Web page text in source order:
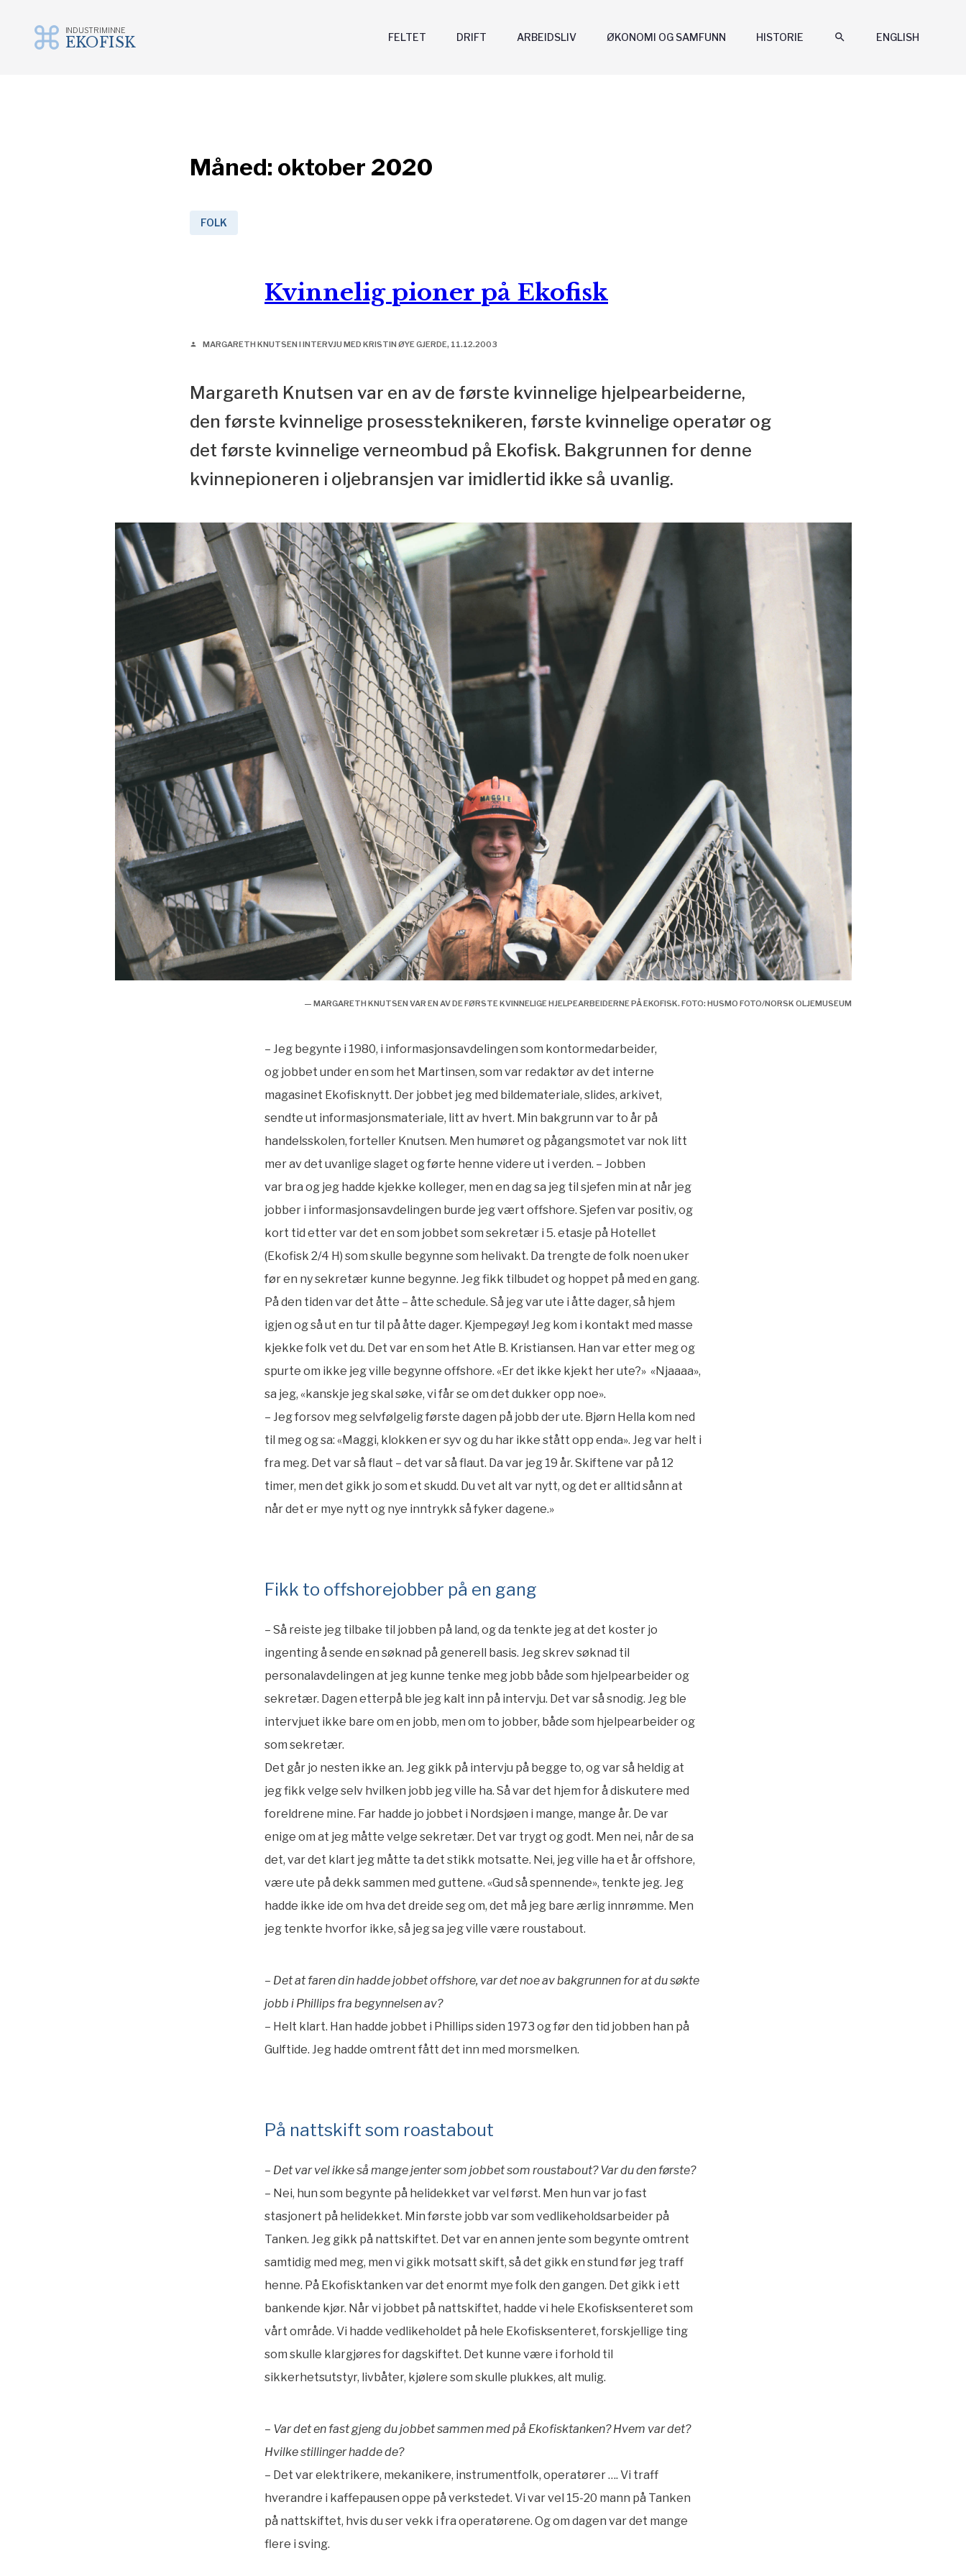
INDUSTRIMINNE
EKOFISK ENGLISH
search
HISTORIE
ØKONOMI OG SAMFUNN
ARBEIDSLIV
DRIFT
FELTET
Måned: oktober 2020
FOLK
Kvinnelig pioner på Ekofisk
person MARGARETH KNUTSEN I INTERVJU MED KRISTIN ØYE GJERDE, 11.12.2003
Margareth Knutsen var en av de første kvinnelige hjelpearbeiderne,
den første kvinnelige prosessteknikeren, første kvinnelige operatør og
det første kvinnelige verneombud på Ekofisk. Bakgrunnen for denne
kvinnepioneren i oljebransjen var imidlertid ikke så uvanlig.
— MARGARETH KNUTSEN VAR EN AV DE FØRSTE KVINNELIGE HJELPEARBEIDERNE PÅ EKOFISK. FOTO: HUSMO FOTO/NORSK OLJEMUSEUM
– Jeg begynte i 1980, i informasjonsavdelingen som kontormedarbeider,
og jobbet under en som het Martinsen, som var redaktør av det interne
magasinet Ekofisknytt. Der jobbet jeg med bildemateriale, slides, arkivet,
sendte ut informasjonsmateriale, litt av hvert. Min bakgrunn var to år på
handelsskolen, forteller Knutsen. Men humøret og pågangsmotet var nok litt
mer av det uvanlige slaget og førte henne videre ut i verden. – Jobben
var bra og jeg hadde kjekke kolleger, men en dag sa jeg til sjefen min at når jeg
jobber i informasjonsavdelingen burde jeg vært offshore. Sjefen var positiv, og
kort tid etter var det en som jobbet som sekretær i 5. etasje på Hotellet
(Ekofisk 2/4 H) som skulle begynne som helivakt. Da trengte de folk noen uker
før en ny sekretær kunne begynne. Jeg fikk tilbudet og hoppet på med en gang.
På den tiden var det åtte – åtte schedule. Så jeg var ute i åtte dager, så hjem
igjen og så ut en tur til på åtte dager. Kjempegøy! Jeg kom i kontakt med masse
kjekke folk vet du. Det var en som het Atle B. Kristiansen. Han var etter meg og
spurte om ikke jeg ville begynne offshore. «Er det ikke kjekt her ute?» «Njaaaa»,
sa jeg, «kanskje jeg skal søke, vi får se om det dukker opp noe».
– Jeg forsov meg selvfølgelig første dagen på jobb der ute. Bjørn Hella kom ned
til meg og sa: «Maggi, klokken er syv og du har ikke stått opp enda». Jeg var helt i
fra meg. Det var så flaut – det var så flaut. Da var jeg 19 år. Skiftene var på 12
timer, men det gikk jo som et skudd. Du vet alt var nytt, og det er alltid sånn at
når det er mye nytt og nye inntrykk så fyker dagene.»
Fikk to offshorejobber på en gang
– Så reiste jeg tilbake til jobben på land, og da tenkte jeg at det koster jo
ingenting å sende en søknad på generell basis. Jeg skrev søknad til
personalavdelingen at jeg kunne tenke meg jobb både som hjelpearbeider og
sekretær. Dagen etterpå ble jeg kalt inn på intervju. Det var så snodig. Jeg ble
intervjuet ikke bare om en jobb, men om to jobber, både som hjelpearbeider og
som sekretær.
Det går jo nesten ikke an. Jeg gikk på intervju på begge to, og var så heldig at
jeg fikk velge selv hvilken jobb jeg ville ha. Så var det hjem for å diskutere med
foreldrene mine. Far hadde jo jobbet i Nordsjøen i mange, mange år. De var
enige om at jeg måtte velge sekretær. Det var trygt og godt. Men nei, når de sa
det, var det klart jeg måtte ta det stikk motsatte. Nei, jeg ville ha et år offshore,
være ute på dekk sammen med guttene. «Gud så spennende», tenkte jeg. Jeg
hadde ikke ide om hva det dreide seg om, det må jeg bare ærlig innrømme. Men
jeg tenkte hvorfor ikke, så jeg sa jeg ville være roustabout.
– Det at faren din hadde jobbet offshore, var det noe av bakgrunnen for at du søkte
jobb i Phillips fra begynnelsen av?
– Helt klart. Han hadde jobbet i Phillips siden 1973 og før den tid jobben han på
Gulftide. Jeg hadde omtrent fått det inn med morsmelken.
På nattskift som roastabout
– Det var vel ikke så mange jenter som jobbet som roustabout? Var du den første?
– Nei, hun som begynte på helidekket var vel først. Men hun var jo fast
stasjonert på helidekket. Min første jobb var som vedlikeholdsarbeider på
Tanken. Jeg gikk på nattskiftet. Det var en annen jente som begynte omtrent
samtidig med meg, men vi gikk motsatt skift, så det gikk en stund før jeg traff
henne. På Ekofisktanken var det enormt mye folk den gangen. Det gikk i ett
bankende kjør. Når vi jobbet på nattskiftet, hadde vi hele Ekofisksenteret som
vårt område. Vi hadde vedlikeholdet på hele Ekofisksenteret, forskjellige ting
som skulle klargjøres for dagskiftet. Det kunne være i forhold til
sikkerhetsutstyr, livbåter, kjølere som skulle plukkes, alt mulig.
– Var det en fast gjeng du jobbet sammen med på Ekofisktanken? Hvem var det?
Hvilke stillinger hadde de?
– Det var elektrikere, mekanikere, instrumentfolk, operatører …. Vi traff
hverandre i kaffepausen oppe på verkstedet. Vi var vel 15-20 mann på Tanken
på nattskiftet, hvis du ser vekk i fra operatørene. Og om dagen var det mange
flere i sving.